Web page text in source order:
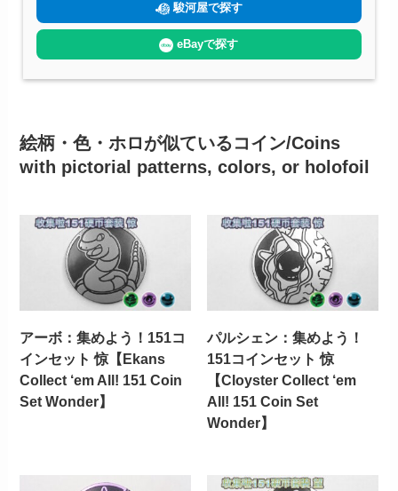
駿河屋で探す
eBayで探す
絵柄・色・ホロが似ているコイン/Coins
with pictorial patterns, colors, or holofoil
アーボ：集めよう！151コ
インセット 惊【Ekans
Collect ‘em All! 151 Coin
Set Wonder】
パルシェン：集めよう！
151コインセット 惊
【Cloyster Collect ‘em
All! 151 Coin Set
Wonder】